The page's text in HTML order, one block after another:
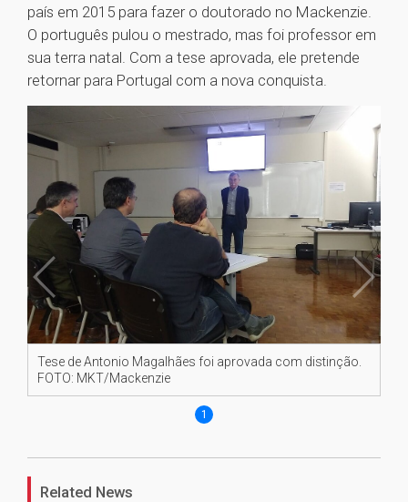
país em 2015 para fazer o doutorado no Mackenzie.
O português pulou o mestrado, mas foi professor em
sua terra natal. Com a tese aprovada, ele pretende
retornar para Portugal com a nova conquista.
Tese de Antonio Magalhães foi aprovada com distinção.
FOTO: MKT/Mackenzie
1
Related News